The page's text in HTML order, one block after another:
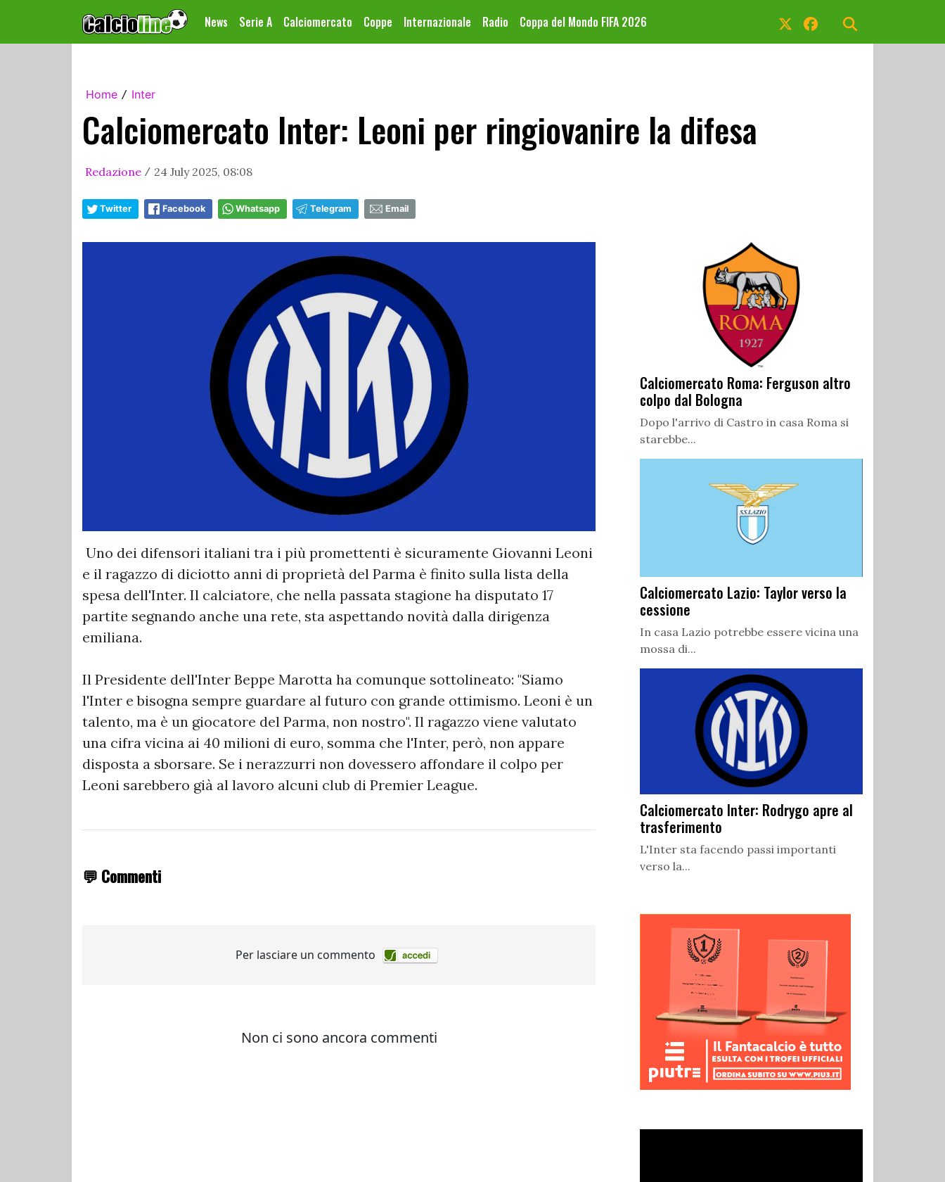
News Serie A Calciomercato Coppe Internazionale Radio Coppa del Mondo FIFA 2026
Home / Inter
Calciomercato Inter: Leoni per ringiovanire la difesa
Redazione / 24 July 2025, 08:08
Twitter Facebook Whatsapp Telegram Email
Uno dei difensori italiani tra i più promettenti è sicuramente Giovanni Leoni
e il ragazzo di diciotto anni di proprietà del Parma è finito sulla lista della
spesa dell'Inter. Il calciatore, che nella passata stagione ha disputato 17
partite segnando anche una rete, sta aspettando novità dalla dirigenza
emiliana.
Il Presidente dell'Inter Beppe Marotta ha comunque sottolineato: "Siamo
l'Inter e bisogna sempre guardare al futuro con grande ottimismo. Leoni è un
talento, ma è un giocatore del Parma, non nostro". Il ragazzo viene valutato
una cifra vicina ai 40 milioni di euro, somma che l'Inter, però, non appare
disposta a sborsare. Se i nerazzurri non dovessero affondare il colpo per
Leoni sarebbero già al lavoro alcuni club di Premier League.
💬 Commenti
Calciomercato Roma: Ferguson altro
colpo dal Bologna
Dopo l'arrivo di Castro in casa Roma si
starebbe...
Calciomercato Lazio: Taylor verso la
cessione
In casa Lazio potrebbe essere vicina una
mossa di...
Calciomercato Inter: Rodrygo apre al
trasferimento
L'Inter sta facendo passi importanti
verso la...